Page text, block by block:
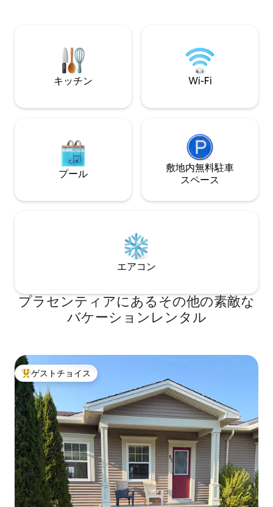
コン、ランドリールーム、カフェなど、
自宅のような快適さをすべて備えていま
す。 すべてのアメニティ・設備まで徒歩
圏内。 マリーン・アトランティック・フ
満、ディルド醸造
プカントリーストアまで5
です！
キッチン Wi-Fi
プール
敷地内無料駐⁠車
ス⁠ペ⁠ー⁠ス
エアコン
プラセンティアにあるその他の素敵な
バケーションレンタル
大好評のゲストチョイスです。
ゲストチョイス